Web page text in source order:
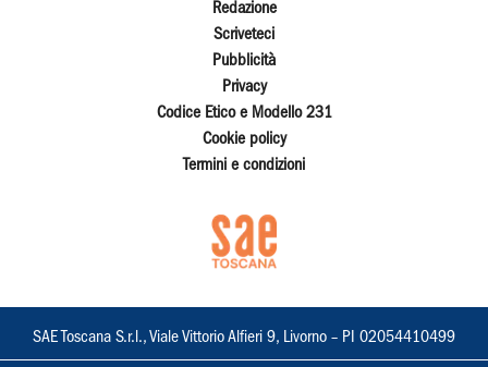
Redazione
Scriveteci
Pubblicità
Privacy
Codice Etico e Modello 231
Cookie policy
Termini e condizioni
SAE Toscana S.r.l., Viale Vittorio Alfieri 9, Livorno – PI 02054410499